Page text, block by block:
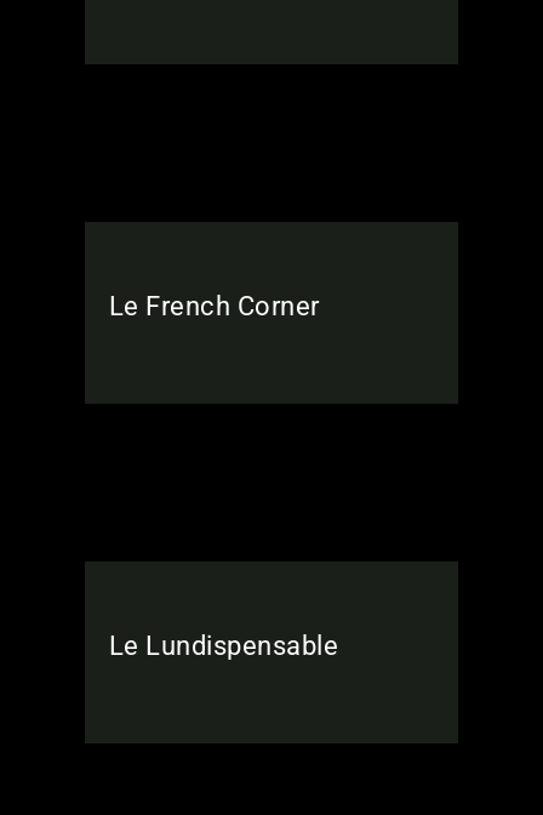
Le French Corner
Le Lundispensable